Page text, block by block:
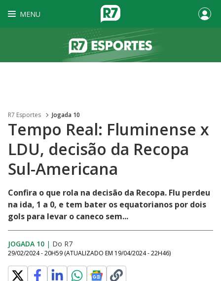
MENU
R7 Esportes Jogada 10
Tempo Real: Fluminense x
LDU, decisão da Recopa
Sul-Americana
Confira o que rola na decisão da Recopa. Flu perdeu
na ida, 1 a 0, e tem bater os equatorianos por dois
gols para levar o caneco sem...
JOGADA 10 | Do R7
29/02/2024 - 20H59 (ATUALIZADO EM 19/04/2024 - 22H46)